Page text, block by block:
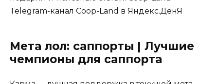
Telegram-канал Coop-Land в Яндекс.ДенЯ
Мета лол: саппорты | Лучшие
чемпионы для саппорта